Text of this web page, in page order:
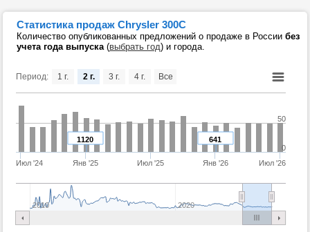
Статистика продаж Chrysler 300С
Количество опубликованных предложений о продаже в России без
учета года выпуска(выбрать год) и города.
Период:
641
1120
Июл '24 Янв '25 Июл '25 Янв '26 Июл '26
2010 2020
0
50
1 г. 2 г. 3 г. 4 г. Все